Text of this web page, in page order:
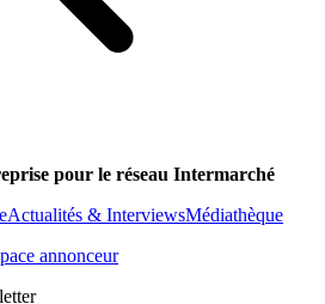
pour le réseau Intermarché
Actualités & InterviewsMédiathèque
annonceur